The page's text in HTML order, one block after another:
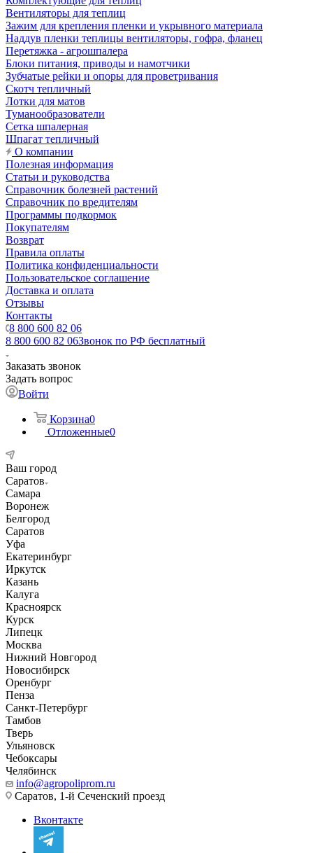
Вентиляторы для теплиц
Зажим для крепления пленки и укрывного материала
Наддув пленки теплицы вентиляторы, гофра, фланец
Перетяжка - агрошпалера
Блоки питания, приводы и намотчики
Зубчатые рейки и опоры для проветривания
Скотч тепличный
Лотки для матов
Туманообразователи
Сетка шпалерная
Шпагат тепличный
О компании
Полезная информация
Статьи и руководства
Справочник болезней растений
Справочник по вредителям
Программы подкормок
Покупателям
Возврат
Правила оплаты
Политика конфиденциальности
Пользовательское соглашение
Доставка и оплата
Отзывы
Контакты
8 800 600 82 06
8 800 600 82 06Звонок по РФ бесплатный
Заказать звонок
Задать вопрос
Войти
Корзина0
Отложенные0
Ваш город
Саратов
Самара
Воронеж
Белгород
Саратов
Уфа
Екатеринбург
Иркутск
Казань
Калуга
Красноярск
Курск
Липецк
Москва
Нижний Новгород
Новосибирск
Оренбург
Пенза
Санкт-Петербург
Тамбов
Тверь
Ульяновск
Чебоксары
Челябинск
info@agropoliprom.ru
Саратов, 1-й Сеченский проезд
Вконтакте